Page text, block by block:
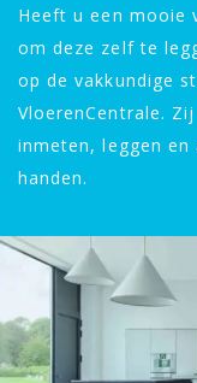
Heeft u een mooie
om deze zelf te
op de vakkundige
VloerenCentrale.
inmeten, leggen
handen.